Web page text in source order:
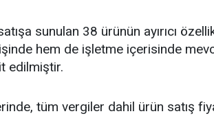
sunulan 38 ürünün ayırıcı
hem de işletme içerisinde
edilmiştir.
tüm vergiler dahil ürün satış